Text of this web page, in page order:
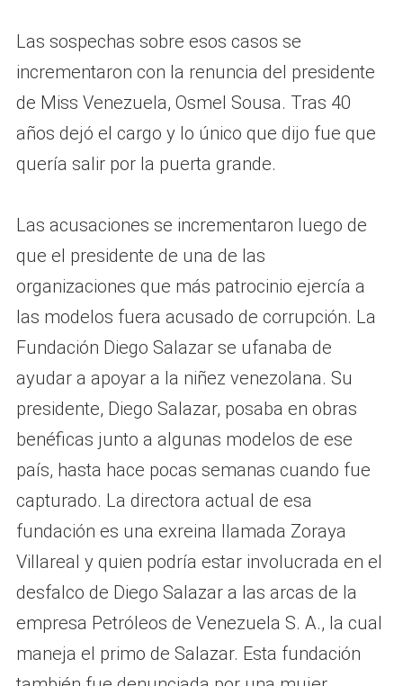
Las sospechas sobre esos casos se
incrementaron con la renuncia del presidente
de Miss Venezuela, Osmel Sousa. Tras 40
años dejó el cargo y lo único que dijo fue que
quería salir por la puerta grande.
Las acusaciones se incrementaron luego de
que el presidente de una de las
organizaciones que más patrocinio ejercía a
las modelos fuera acusado de corrupción. La
Fundación Diego Salazar se ufanaba de
ayudar a apoyar a la niñez venezolana. Su
presidente, Diego Salazar, posaba en obras
benéficas junto a algunas modelos de ese
país, hasta hace pocas semanas cuando fue
capturado. La directora actual de esa
fundación es una exreina llamada Zoraya
Villareal y quien podría estar involucrada en el
desfalco de Diego Salazar a las arcas de la
empresa Petróleos de Venezuela S. A., la cual
maneja el primo de Salazar. Esta fundación